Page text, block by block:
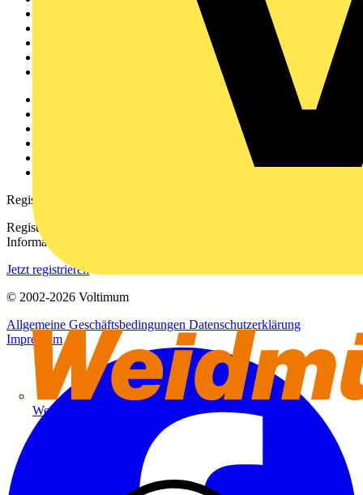
Weidmüller
Registrierung
Registrieren Sie sich kostenlos und erhalten Sie stets aktuelle
Informationen aus der Elektroindustrie.
Jetzt registrieren
© 2002-2026 Voltimum
Allgemeine Geschäftsbedingungen Datenschutzerklärung
Impressum